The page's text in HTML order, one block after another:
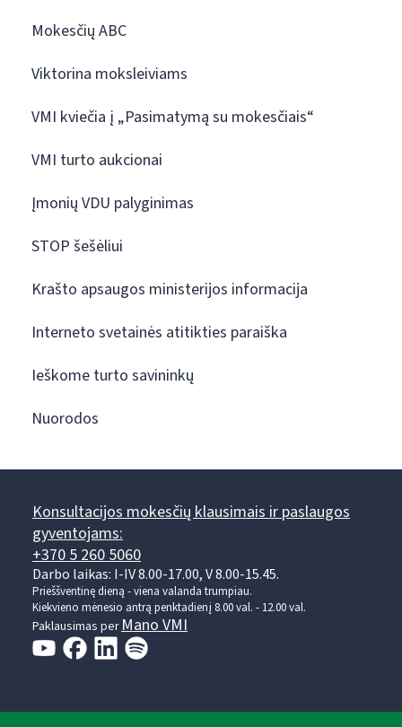
Mokesčių ABC
Viktorina moksleiviams
VMI kviečia į „Pasimatymą su mokesčiais“
VMI turto aukcionai
Įmonių VDU palyginimas
STOP šešėliui
Krašto apsaugos ministerijos informacija
Interneto svetainės atitikties paraiška
Ieškome turto savininkų
Nuorodos
Konsultacijos mokesčių klausimais ir paslaugos
gyventojams:
+370 5 260 5060
Darbo laikas: I-IV 8.00-17.00, V 8.00-15.45.
Prieššventinę dieną - viena valanda trumpiau.
Kiekvieno mėnesio antrą penktadienį 8.00 val. - 12.00 val.
Paklausimas perMano VMI